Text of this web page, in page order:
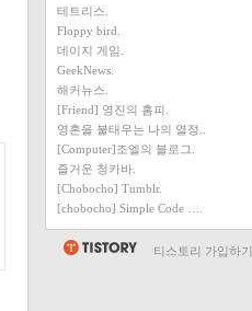
테트리스.
Floppy bird.
데이지 게임.
GeekNews.
해커뉴스.
[Friend] 영진의 홈피.
영혼을 불태우는 나의 열정..
[Computer]조엘의 블로그.
즐거운 청카바.
[Chobocho] Tumblr.
[chobocho] Simple Code ….
티스토리 가입하기